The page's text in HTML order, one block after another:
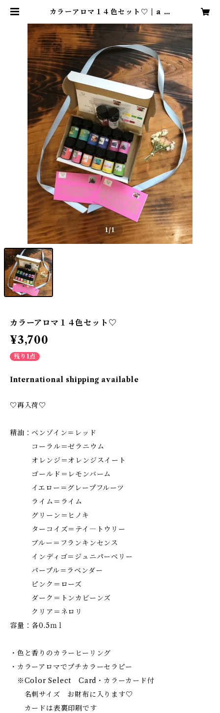
カラーアロマ１４色セット♡ | a fl
1/1
カラーアロマ１４色セット♡
¥3,700
残り1点
International shipping available
♡再入荷♡
精油：ベンゾイン＝レッド
コーラル＝ゼラニウム
オレンジ＝オレンジスイート
ゴールド＝レモンバーム
イエロー＝グレープフルーツ
ライム＝ライム
グリーン＝ヒノキ
ターコイズ＝テイ―トウリー
ブルー＝フランキンセンス
インディゴ＝ジュニパーベリー
パープル＝ラベンダー
ピンク＝ローズ
ダーク＝トンカビーンズ
クリア＝ネロリ
容量：各0.5ｍｌ
・色と香りのカラーヒーリング
・カラーアロマでプチカラーセラピー
※Color Select Card・カラーカード付
名刺サイズ お財布に入ります♡
カードは表裏印刷です